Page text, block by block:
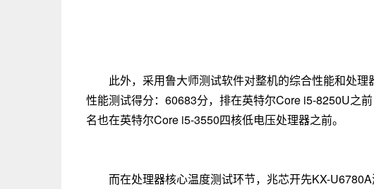
此外，采用鲁大师测试软件对整机的综合性能和处
性能测试得分：60683分，排在英特尔Core i5-8250U之
名也在英特尔Core i5-3550四核低电压处理器之前。
而在处理器核心温度测试环节，兆芯开先KX-